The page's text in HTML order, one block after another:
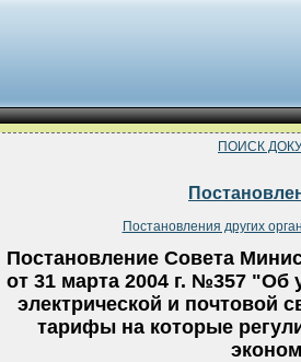
ПОИСК
Постановления других
Постановление Совета
от 31 марта 2004 г. №357 "Об
электрической и почтовой
тарифы на которые